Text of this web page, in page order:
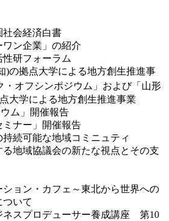
会経済白書
ワン企業」の紹介
性研フォーラム
)の拠点大学による地方創生推進事
・オフシンポジウム」および「山形
大学による地方創生推進事業
ム」開催報告
ミナー」開催報告
持続可能な地域コミニュティ
る地域協議会の新たな視点とその支
ション・カフェ～東北から世界への
いて
ネスプロデューサー養成講座 第10